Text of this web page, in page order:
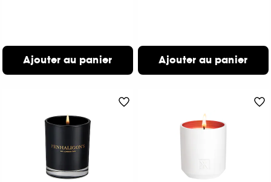
Ajouter au panier Ajouter au panier